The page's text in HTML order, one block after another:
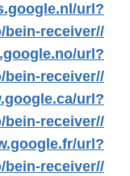
url?
receiver//
url?
receiver//
url?
receiver//
url?
receiver//